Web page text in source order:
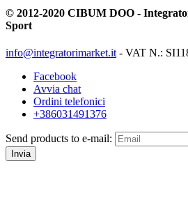
© 2012-2020 CIBUM DOO -
Sport
info@integratorimarket.it- VAT N.:
Facebook
Avvia chat
Ordini telefonici
+386031491376
Send products to e-mail:
Invia